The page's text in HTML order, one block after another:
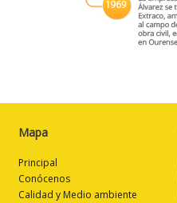
Mapa
Principal
Conócenos
Calidad y Medio ambiente